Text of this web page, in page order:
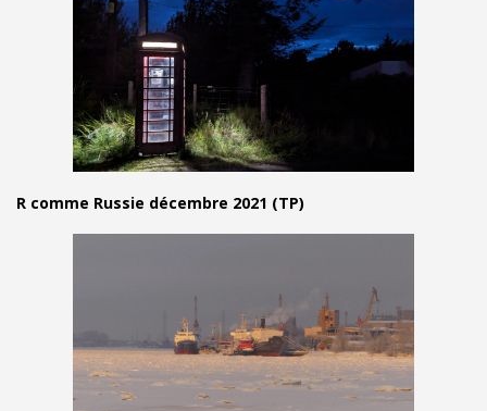
R comme Russie décembre 2021 (TP)